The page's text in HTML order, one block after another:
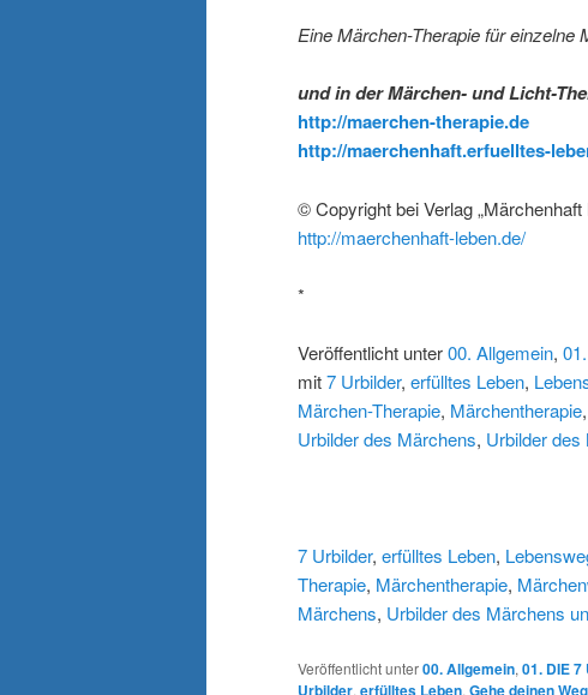
Eine Märchen-Therapie für einzelne
und in der Märchen- und Licht-
http://maerchen-therapie.de
http://maerchenhaft.erfuelltes-
© Copyright bei Verlag „Märchenhaft
http://maerchenhaft-leben.de/
*
Veröffentlicht unter00. Allgemein,
mit7 Urbilder, erfülltes Leben,
Märchen-Therapie, Märchentherapie,
Urbilder des Märchens, Urbilder des
7 Urbilder, erfülltes Leben,
Therapie, Märchentherapie,
Märchens, Urbilder des Märchens
Veröffentlicht unter00. Allgemein, 01. DIE 7
Urbilder, erfülltes Leben, Gehe deinen Weg